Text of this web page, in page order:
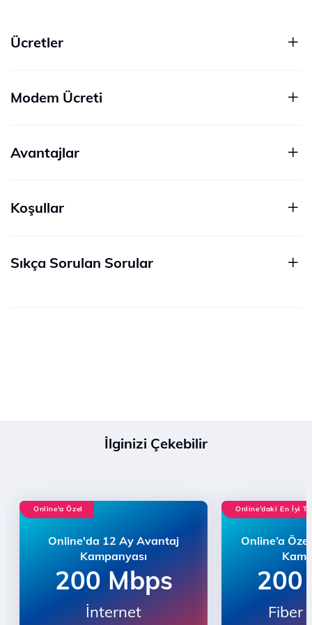
Ücretler
Modem Ücreti
Avantajlar
Koşullar
Sıkça Sorulan Sorular
İlginizi Çekebilir
Online'a Özel
Online'da 12 Ay Avantaj
Kampanyası
200 Mbps
İnternet
Online'daki En İyi
Online’a
200
Fiber